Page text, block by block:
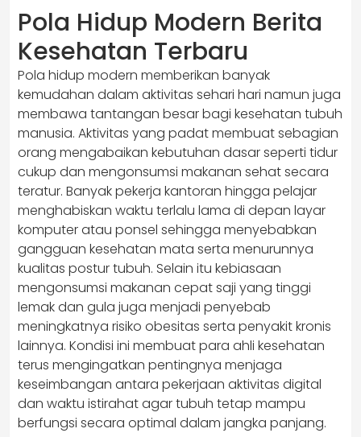
Pola Hidup Modern Berita
Kesehatan Terbaru
Pola hidup modern memberikan banyak
kemudahan dalam aktivitas sehari hari namun juga
membawa tantangan besar bagi kesehatan tubuh
manusia. Aktivitas yang padat membuat sebagian
orang mengabaikan kebutuhan dasar seperti tidur
cukup dan mengonsumsi makanan sehat secara
teratur. Banyak pekerja kantoran hingga pelajar
menghabiskan waktu terlalu lama di depan layar
komputer atau ponsel sehingga menyebabkan
gangguan kesehatan mata serta menurunnya
kualitas postur tubuh. Selain itu kebiasaan
mengonsumsi makanan cepat saji yang tinggi
lemak dan gula juga menjadi penyebab
meningkatnya risiko obesitas serta penyakit kronis
lainnya. Kondisi ini membuat para ahli kesehatan
terus mengingatkan pentingnya menjaga
keseimbangan antara pekerjaan aktivitas digital
dan waktu istirahat agar tubuh tetap mampu
berfungsi secara optimal dalam jangka panjang.